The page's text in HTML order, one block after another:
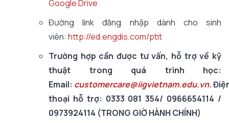
Google Drive
Đường link đăng nhập dành cho sinh
viên: http://ed.engdis.com/ptit
Trường hợp cần được tư vấn, hỗ trợ về kỹ
thuật trong quá trình học:
Email: customercare@iigvietnam.edu.vn.
thoại hỗ trợ: 0333 081 354/ 0966654114 /
0973924114 (TRONG GIỜ HÀNH CHÍNH)